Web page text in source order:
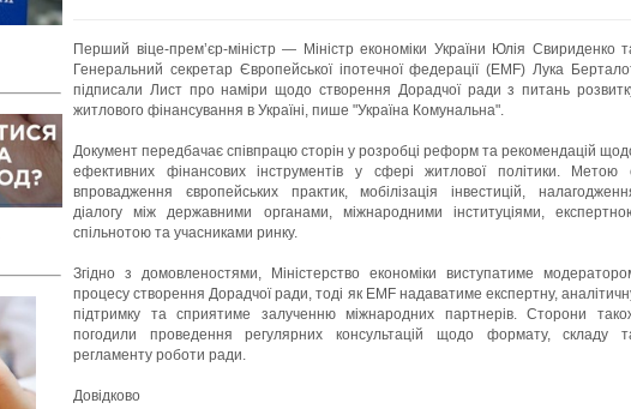
Перший віце-прем’єр-міністр — Міністр економіки України Юлія Свириденко
Генеральний секретар Європейської іпотечної федерації (EMF) Лука
підписали Лист про наміри щодо створення Дорадчої ради з питань
житлового фінансування в Україні, пише "Україна Комунальна".
Документ передбачає співпрацю сторін у розробці реформ та рекомендацій
ефективних фінансових інструментів у сфері житлової політики. Метою
впровадження європейських практик, мобілізація інвестицій,
діалогу між державними органами, міжнародними інституціями,
спільнотою та учасниками ринку.
Згідно з домовленостями, Міністерство економіки виступатиме
процесу створення Дорадчої ради, тоді як EMF надаватиме експертну,
підтримку та сприятиме залученню міжнародних партнерів. Сторони
погодили проведення регулярних консультацій щодо формату, складу
регламенту роботи ради.
Довідково